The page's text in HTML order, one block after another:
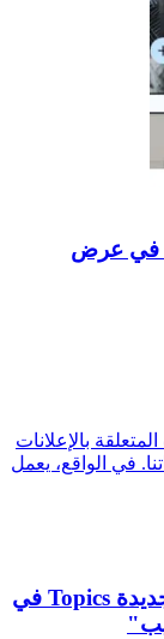
في عرض
بالإعلانات
في الواقع، يعمل
التعرّف على واجهة برمجة التطبيقات الجديدة Topics في